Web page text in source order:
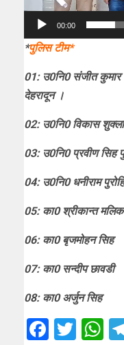
00:00
*पुलिस टीम*
01: उ0नि0 संजीत कुमार
देहरादून ।
02: उ0नि0 विकास
03: उ0नि0 प्रवीण सिह
04: उ0नि0 धनीराम
05: का0 श्रीकान्त मलिक
06: का0 बृजमोहन सिह
07: का0 सन्दीप छावडी
08: का0 अर्जुन सिह